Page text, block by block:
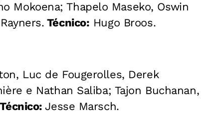
Mokoena; Thapelo Maseko, Oswin
Técnico: Hugo Broos.
Luc de Fougerolles, Derek
e Nathan Saliba; Tajon Buchanan,
Técnico: Jesse Marsch.